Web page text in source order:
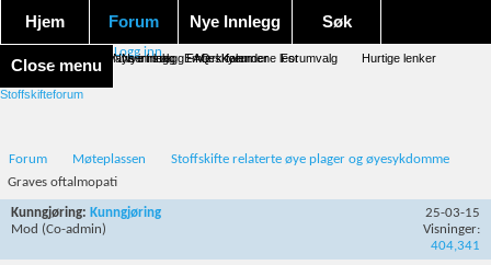
Hjem Forum
Nye innlegg FAQ Kalender Forumvalg Hurtige lenker
Nye Innlegg
Nye innlegg Merk forumene lest
Søk
Avansert søk Emneskyen
Close menu
Logg inn
Stoffskifteforum
Forum Møteplassen
Stoffskifte relaterte øye plager og øyesykdomme
Graves oftalmopati
Kunngjøring: Kunngjøring
Mod (Co-admin)
25-03-15
Visninger:
404,341